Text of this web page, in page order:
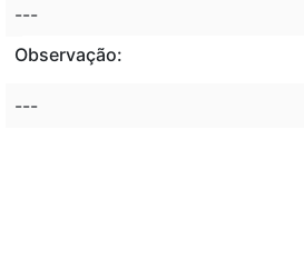
---
Observação:
---